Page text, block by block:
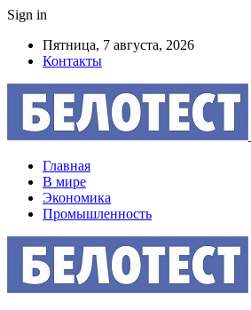
Sign in
Пятница, 7 августа, 2026
Контакты
Главная
В мире
Экономика
Промышленность